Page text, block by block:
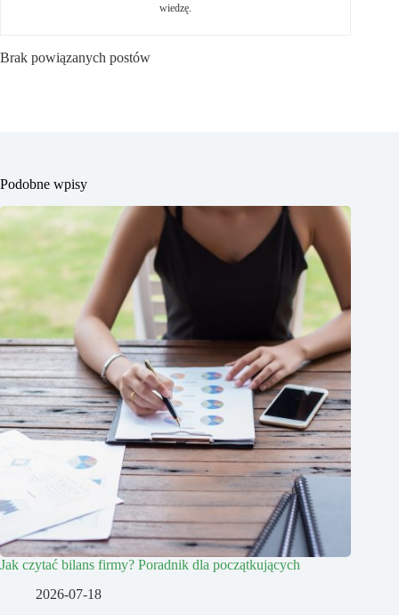
wiedzę.
Brak powiązanych postów
Podobne wpisy
Jak czytać bilans firmy? Poradnik dla początkujących
2026-07-18